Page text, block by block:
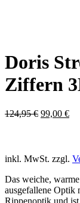
Doris
Ziffern
124,95€ 99,00 €
inkl. MwSt. zzgl.
Das weiche, warme
ausgefallene Optik